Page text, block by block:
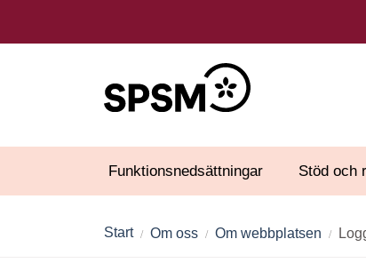
Funktionsnedsättningar Stöd och
Start Om oss Om webbplatsen